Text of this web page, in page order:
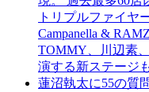
トリプルファイヤ
Campanella &
TOMMY、川辺素
演する新ステージ
蓮沼執太に55の質